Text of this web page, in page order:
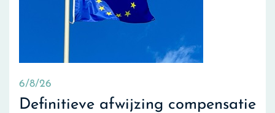
6/8/26
Definitieve afwijzing compensatie